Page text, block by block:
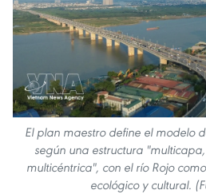
El plan maestro define el modelo
según una estructura
multicéntrica", con el río Rojo
ecológico y cultural.